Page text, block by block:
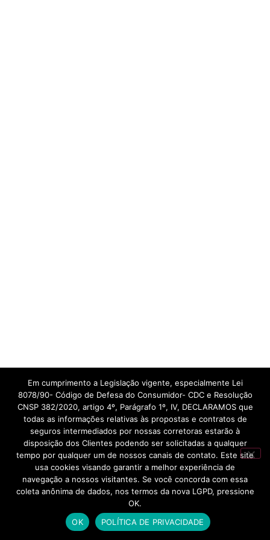
Em cumprimento a Legislação vigente, especialmente Lei
8078/90- Código de Defesa do Consumidor- CDC e Resolução
CNSP 382/2020, artigo 4º, Parágrafo 1º, IV, DECLARAMOS que
todas as informações relativas às propostas e contratos de
seguros intermediados por nossas corretoras estarão à
disposição dos Clientes podendo ser solicitadas a qualquer
tempo por qualquer um de nossos canais de contato. Este site
usa cookies visando garantir a melhor experiência de
navegação a nossos visitantes. Se você concorda com essa
coleta anônima de dados, nos termos da nova LGPD, pressione
OK.
OK
POLÍTICA DE PRIVACIDADE